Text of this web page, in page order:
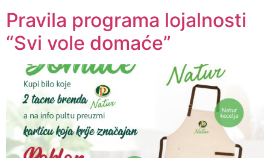
Pravila programa lojalnosti
“Svi vole domaće”